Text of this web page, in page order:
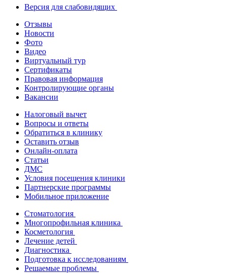
Версия для слабовидящих
Отзывы
Новости
Фото
Видео
Виртуальный тур
Сертификаты
Правовая информация
Контролирующие органы
Вакансии
Налоговый вычет
Вопросы и ответы
Обратиться в клинику
Оставить отзыв
Онлайн-оплата
Статьи
ДМС
Условия посещения клиники
Партнерские программы
Мобильное приложение
Стоматология
Многопрофильная клиника
Косметология
Лечение детей
Диагностика
Подготовка к исследованиям
Решаемые проблемы